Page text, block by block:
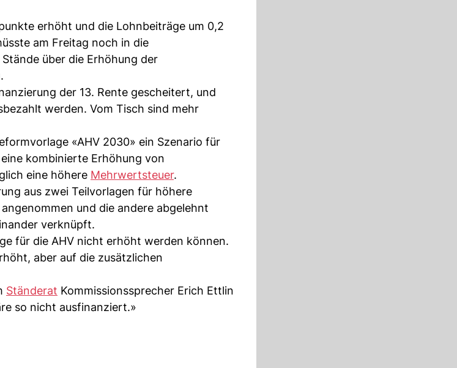
erhöht und die Lohnbeiträge um 0,2
am Freitag noch in die
über die Erhöhung der
der 13. Rente gescheitert, und
werden. Vom Tisch sind mehr
«AHV 2030» ein Szenario für
kombinierte Erhöhung von
eine höhere Mehrwertsteuer.
aus zwei Teilvorlagen für höhere
und die andere abgelehnt
verknüpft.
für die AHV nicht erhöht werden können.
aber auf die zusätzlichen
Ständerat Kommissionssprecher Erich Ettlin
so nicht ausfinanziert.»